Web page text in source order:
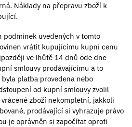
Náklady na přepravu zboží k
podmínek uvedených v tomto
vrátit kupujícímu kupní cenu
ve lhůtě 14 dnů ode dne
smlouvy prodávajícímu a to
platba provedena nebo
od kupní smlouvy zvolil
zboží nekompletní, jakkoli
prodávající si vyhrazuje právo
je oprávněn si započítat oproti